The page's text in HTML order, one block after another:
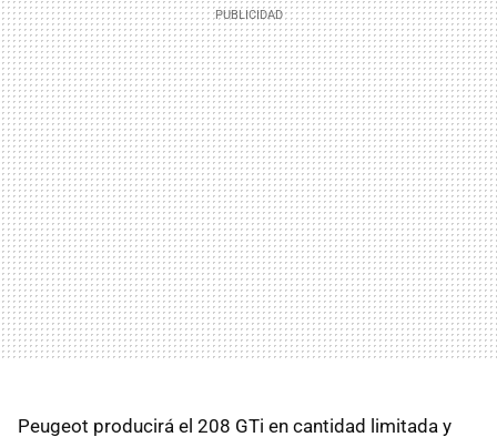
Peugeot producirá el 208 GTi en cantidad limitada y